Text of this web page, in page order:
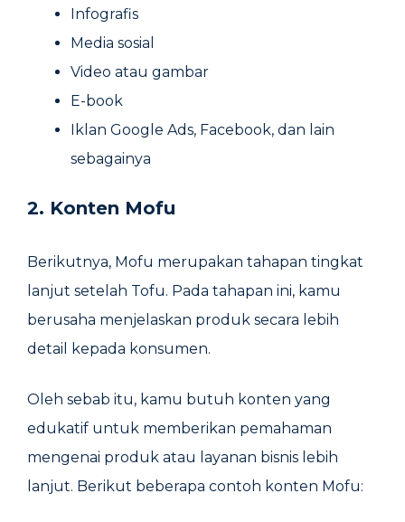
Infografis
Media sosial
Video atau gambar
E-book
Iklan Google Ads, Facebook, dan lain
sebagainya
2. Konten Mofu
Berikutnya, Mofu merupakan tahapan tingkat
lanjut setelah Tofu. Pada tahapan ini, kamu
berusaha menjelaskan produk secara lebih
detail kepada konsumen.
Oleh sebab itu, kamu butuh konten yang
edukatif untuk memberikan pemahaman
mengenai produk atau layanan bisnis lebih
lanjut. Berikut beberapa contoh konten Mofu: